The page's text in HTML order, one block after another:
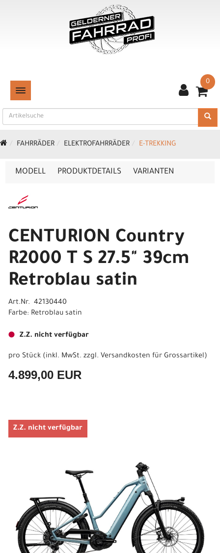
TOGGLE NAVIGATION
0
FAHRRÄDER ELEKTROFAHRRÄDER E-TREKKING
MODELL PRODUKTDETAILS VARIANTEN
CENTURION Country
R2000 T S 27.5" 39cm
Retroblau satin
Art.Nr. 42130440
Farbe: Retroblau satin
Z.Z. nicht verfügbar
pro Stück (inkl. MwSt. zzgl. Versandkosten für Grossartikel)
4.899,00 EUR
Z.Z. nicht verfügbar